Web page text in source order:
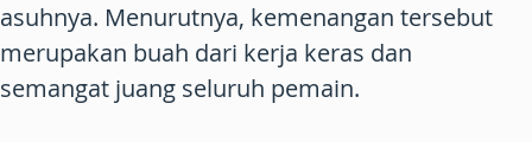
asuhnya. Menurutnya, kemenangan tersebut
merupakan buah dari kerja keras dan
semangat juang seluruh pemain.